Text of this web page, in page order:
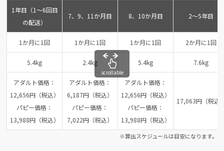
1年目（1～6回目
の配送）
7、9、11か月目 8、10か月目 2～5年目
1か月に1回 1か月に1回 1か月に1回 2か月に1回
5.4kg 2.4kg 5.4kg 7.6kg
アダルト価格：
12,656円（税込）
パピー価格：
13,988円（税込）
アダルト価格：
6,187円（税込）
パピー価格：
7,022円（税込）
アダルト価格：
12,656円（税込）
パピー価格：
13,988円（税込）
17,063円（税込
scrollable
※算出スケジュールは目安になります。